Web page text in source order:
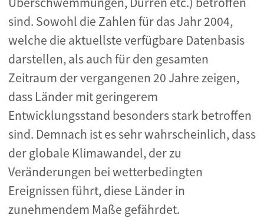
sind. Sowohl die Zahlen für das Jahr 2004,
welche die aktuellste verfügbare Datenbasis
darstellen, als auch für den gesamten
Zeitraum der vergangenen 20 Jahre zeigen,
dass Länder mit geringerem
Entwicklungsstand besonders stark betroffen
sind. Demnach ist es sehr wahrscheinlich, dass
der globale Klimawandel, der zu
Veränderungen bei wetterbedingten
Ereignissen führt, diese Länder in
zunehmendem Maße gefährdet.